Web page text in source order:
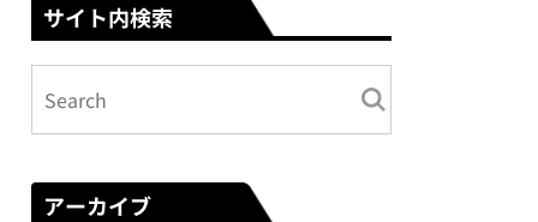
サイト内検索
アーカイブ